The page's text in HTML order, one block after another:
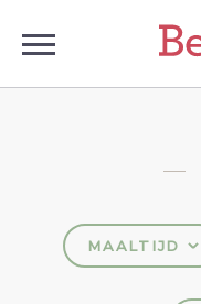
MAALTIJD